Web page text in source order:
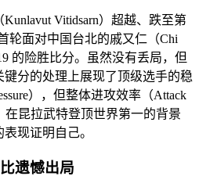
Vitidsarn）超越、跌至第
轮面对中国台北的戚又仁（Chi
的险胜比分。虽然没有丢局，但
分的处理上展现了顶级选手的稳
），但整体进攻效率（Attack
在昆拉武特登顶世界第一的背景
现证明自己。
遗憾出局